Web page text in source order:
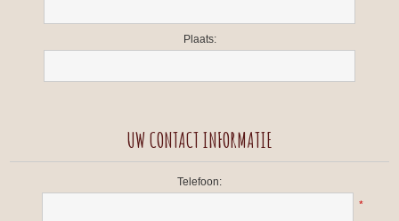
Plaats:
UW CONTACT INFORMATIE
Telefoon:
*